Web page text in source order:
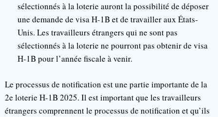
sélectionnés à la loterie auront la possibilité de déposer
une demande de visa H-1B et de travailler aux États-
Unis. Les travailleurs étrangers qui ne sont pas
sélectionnés à la loterie ne pourront pas obtenir de visa
H-1B pour l’année fiscale à venir.
Le processus de notification est une partie importante de la
2e loterie H-1B 2025. Il est important que les travailleurs
étrangers comprennent le processus de notification et qu’ils